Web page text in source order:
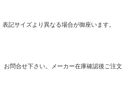
記サイズより異なる場合が御座います。
お問合せ下さい。メーカー在庫確認後ご注文